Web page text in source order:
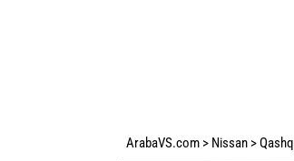
ArabaVS.com > Nissan >